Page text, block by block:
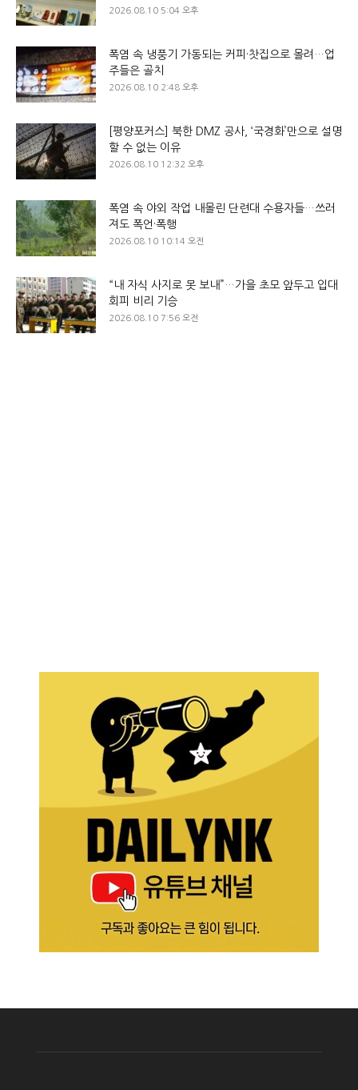
2026.08.10 5:04 오후
폭염 속 냉풍기 가동되는 커피·찻집으로 몰려…업
주들은 골치
2026.08.10 2:48 오후
[평양포커스] 북한 DMZ 공사, ‘국경화’만으로 설명
할 수 없는 이유
2026.08.10 12:32 오후
폭염 속 야외 작업 내몰린 단련대 수용자들…쓰러
져도 폭언·폭행
2026.08.10 10:14 오전
“내 자식 사지로 못 보내”…가을 초모 앞두고 입대
회피 비리 기승
2026.08.10 7:56 오전